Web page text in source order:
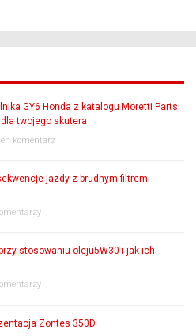
GY6 Honda z katalogu Moretti Parts
twojego skutera
komentarz
jazdy z brudnym filtrem
stosowaniu oleju5W30 i jak ich
Zontes 350D